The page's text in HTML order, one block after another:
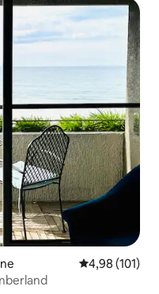
appréciés
Évaluation
4,98 (101)